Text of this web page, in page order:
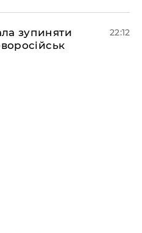
зупиняти
22:12